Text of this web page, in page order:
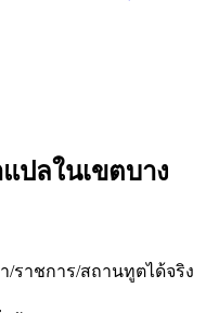
ปลในเขตบาง
/ราชการ/สถานทูตได้จริง